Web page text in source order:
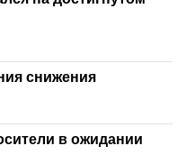
снижения
в ожидании